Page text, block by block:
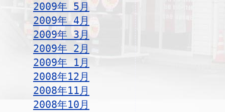
2009年 5月
2009年 4月
2009年 3月
2009年 2月
2009年 1月
2008年12月
2008年11月
2008年10月